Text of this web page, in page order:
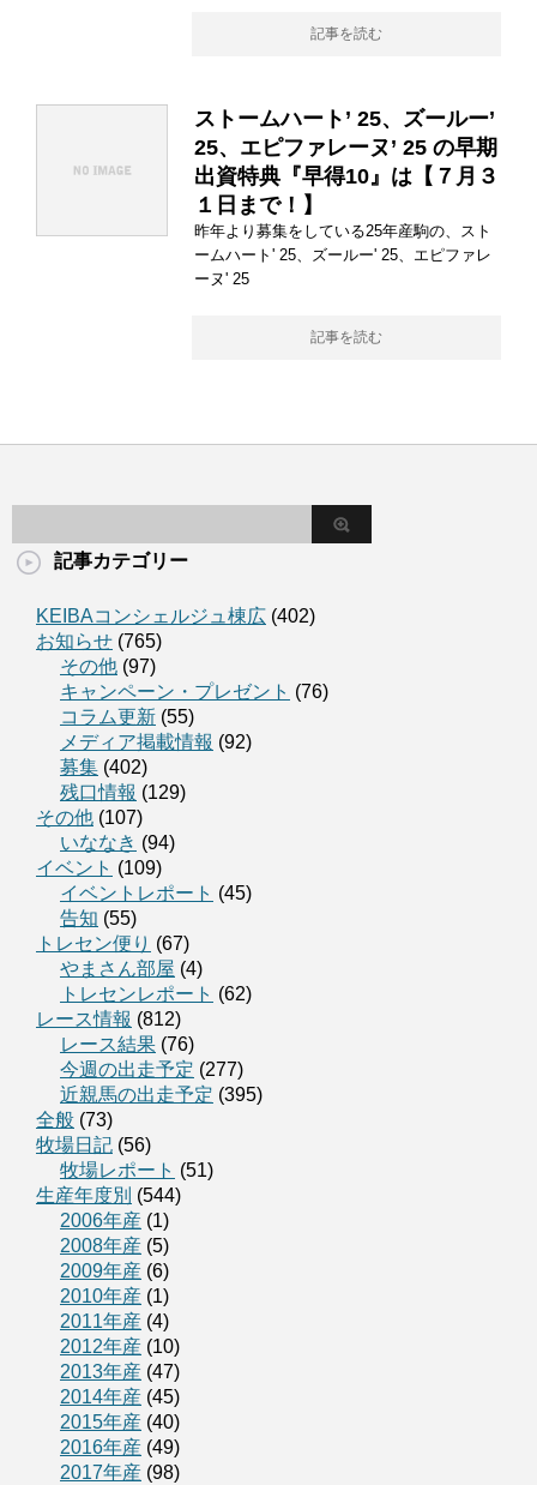
記事を読む
ストームハート’ 25、ズールー’
25、エピファレーヌ’ 25 の早期
出資特典『早得10』は【７月３
１日まで！】
昨年より募集をしている25年産駒の、スト
ームハート' 25、ズールー' 25、エピファレ
ーヌ' 25
記事を読む
記事カテゴリー
KEIBAコンシェルジュ棟広 (402)
お知らせ (765)
その他 (97)
キャンペーン・プレゼント (76)
コラム更新 (55)
メディア掲載情報 (92)
募集 (402)
残口情報 (129)
その他 (107)
いななき (94)
イベント (109)
イベントレポート (45)
告知 (55)
トレセン便り (67)
やまさん部屋 (4)
トレセンレポート (62)
レース情報 (812)
レース結果 (76)
今週の出走予定 (277)
近親馬の出走予定 (395)
全般 (73)
牧場日記 (56)
牧場レポート (51)
生産年度別 (544)
2006年産 (1)
2008年産 (5)
2009年産 (6)
2010年産 (1)
2011年産 (4)
2012年産 (10)
2013年産 (47)
2014年産 (45)
2015年産 (40)
2016年産 (49)
2017年産 (98)